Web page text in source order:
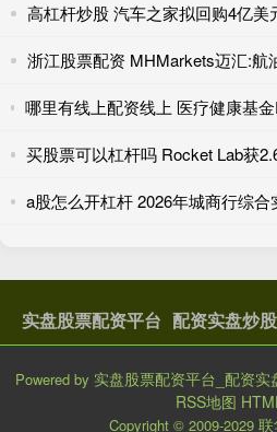
高杠杆炒股 汽车之家拟回购4亿美
浙江股票配资 MHMarkets迈汇:航
实盘股票配资平台 配资实盘炒
Powered by 实盘股票配资平台_配资
RSS地图
Copyright © 2009-2029